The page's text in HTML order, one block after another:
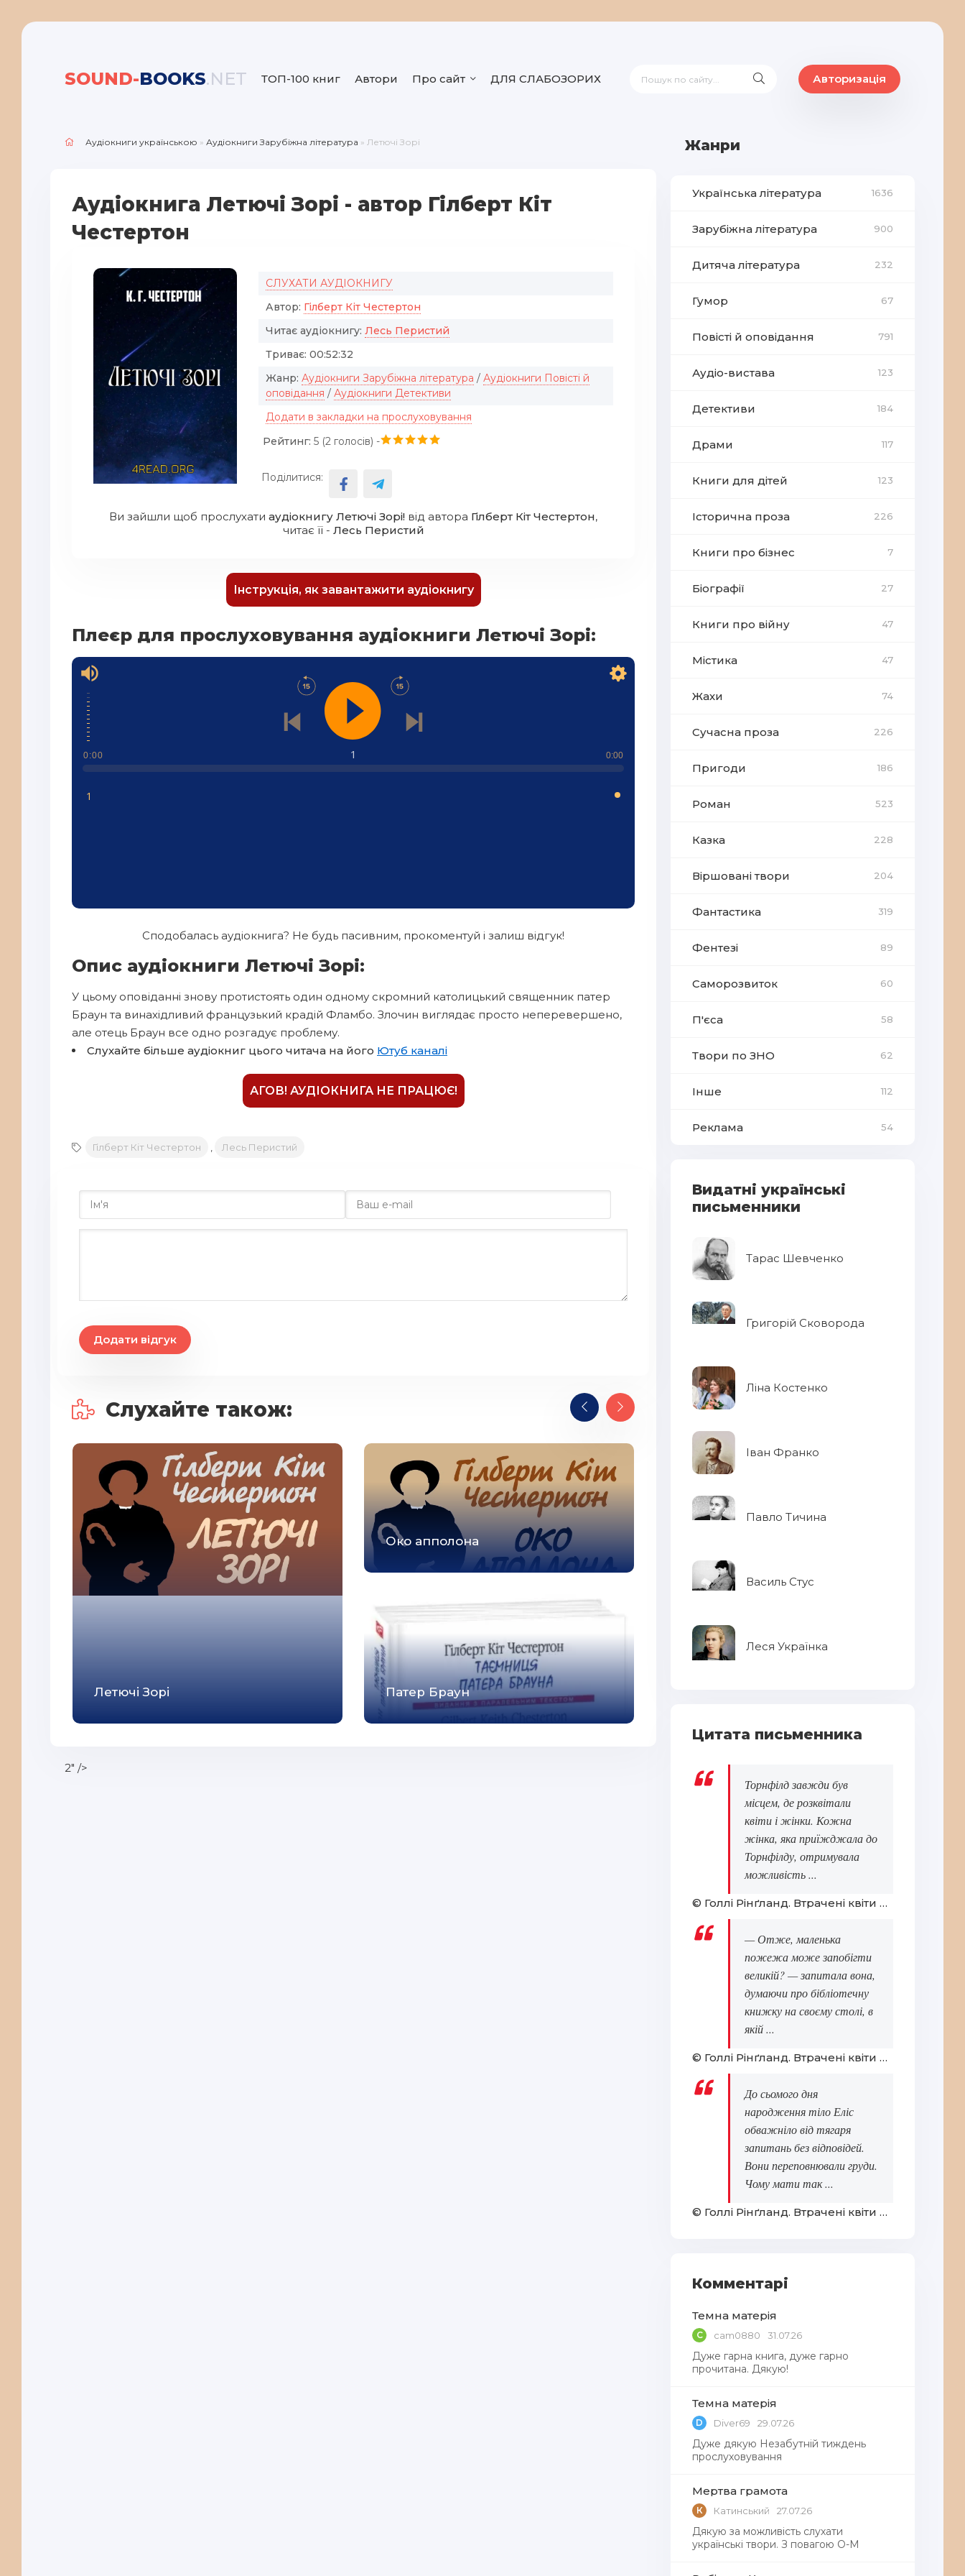
SOUND-BOOKS.NET ТОП-100 книг Автори Про сайт ДЛЯ СЛАБОЗОРИХ Авторизація
Аудіокниги українською » Аудіокниги Зарубіжна література » Летючі Зорі
Аудіокнига Летючі Зорі - автор Гілберт Кіт
Честертон
СЛУХАТИ АУДІОКНИГУ
Автор: Гілберт Кіт Честертон
Читає аудіокнигу: Лесь Перистий
Триває: 00:52:32
Жанр: Аудіокниги Зарубіжна література / Аудіокниги Повісті й
оповідання / Аудіокниги Детективи
Додати в закладки на прослуховування
Рейтинг: 5 (2 голосів) -
Поділитися:
Ви зайшли щоб прослухати аудіокнигу Летючі Зорі! від автора Гілберт Кіт Честертон,
читає її - Лесь Перистий
Інструкція, як завантажити аудіокнигу
Плеєр для прослуховування аудіокниги Летючі Зорі:
1
0:00 0:00
1
Сподобалась аудіокнига? Не будь пасивним, прокоментуй і залиш відгук!
Опис аудіокниги Летючі Зорі:
У цьому оповіданні знову протистоять один одному скромний католицький священник патер
Браун та винахідливий французький крадій Фламбо. Злочин виглядає просто неперевершено,
але отець Браун все одно розгадує проблему.
Слухайте більше аудіокниг цього читача на його Ютуб каналі
АГОВ! АУДІОКНИГА НЕ ПРАЦЮЄ!
Гілберт Кіт Честертон Лесь Перистий
Додати відгук
Слухайте також:
Летючі Зорі
Око апполона
Патер Браун
2" />
Жанри
Українська література 1636
Зарубіжна література 900
Дитяча література 232
Гумор 67
Повісті й оповідання 791
Аудіо-вистава 123
Детективи 184
Драми 117
Книги для дітей 123
Історична проза 226
Книги про бізнес 7
Біографії 27
Книги про війну 47
Містика 47
Жахи 74
Сучасна проза 226
Пригоди 186
Роман 523
Казка 228
Віршовані твори 204
Фантастика 319
Фентезі 89
Саморозвиток 60
П'єса 58
Твори по ЗНО 62
Інше 112
Реклама 54
Видатні українські
письменники
Тарас Шевченко
Григорій Сковорода
Ліна Костенко
Іван Франко
Павло Тичина
Василь Стус
Леся Українка
Цитата письменника
Торнфілд завжди був
місцем, де розквітали
квіти і жінки. Кожна
жінка, яка приїжджала до
Торнфілду, отримувала
можливість ...
© Голлі Рінґланд. Втрачені квіти Еліс Гарт
— Отже, маленька
пожежа може запобігти
великій? — запитала вона,
думаючи про бібліотечну
книжку на своєму столі, в
якій ...
© Голлі Рінґланд. Втрачені квіти Еліс Гарт
До сьомого дня
народження тіло Еліс
обважніло від тягаря
запитань без відповідей.
Вони переповнювали груди.
Чому мати так ...
© Голлі Рінґланд. Втрачені квіти Еліс Гарт
Комментарі
Темна матерія
C cam0880 31.07.26
Дуже гарна книга, дуже гарно
прочитана. Дякую!
Темна матерія
D Diver69 29.07.26
Дуже дякую Незабутній тиждень
прослуховування
Мертва грамота
К Катинський 27.07.26
Дякую за можливість слухати
українські твори. З повагою О-М